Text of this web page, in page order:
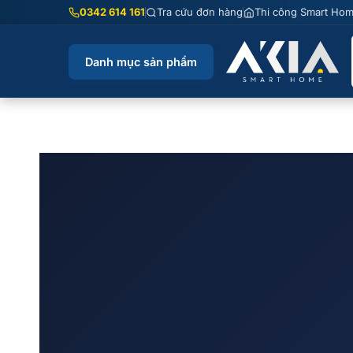
0342 614 161 Tra cứu đơn hàng Thi công Smart
Danh mục sản phẩm